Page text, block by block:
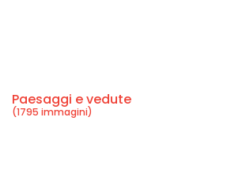
Paesaggi e vedute
(1795 immagini)